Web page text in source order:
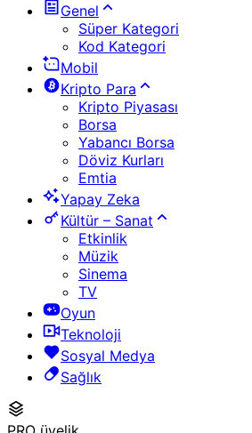
Genel
Süper Kategori
Kod Kategori
Mobil
Kripto Para
Kripto Piyasası
Borsa
Yabancı Borsa
Döviz Kurları
Emtia
Yapay Zeka
Kültür – Sanat
Etkinlik
Müzik
Sinema
TV
Oyun
Teknoloji
Sosyal Medya
Sağlık